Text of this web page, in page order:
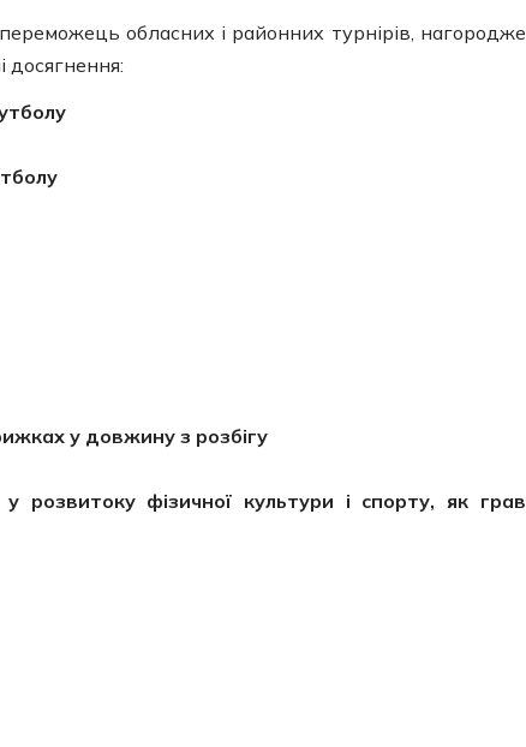
обласних і районних турнірів,
досягнення:
у довжину з розбігу
фізичної культури і спорту, як